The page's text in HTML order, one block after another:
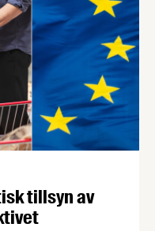
tillsyn av